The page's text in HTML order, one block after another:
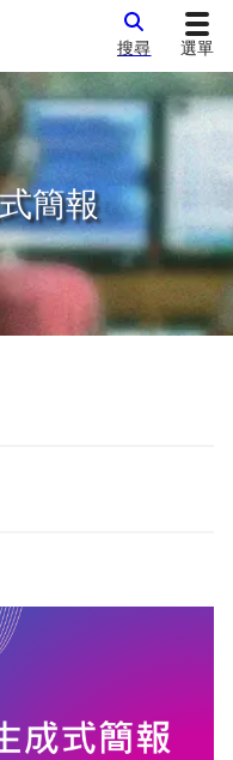
搜尋 選單
簡報